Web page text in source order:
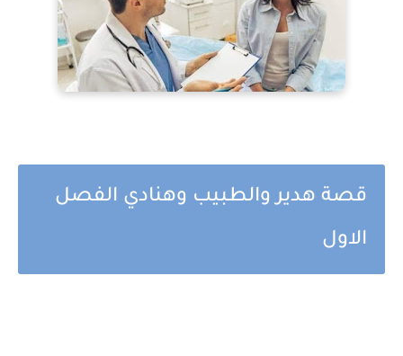
قصة هدير والطبيب وهنادي الفصل
الاول